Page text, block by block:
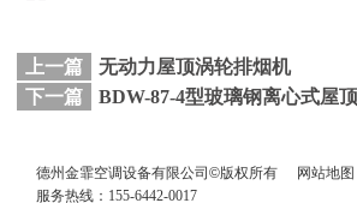
上一篇
无动力屋顶涡轮排烟机
下一篇
BDW-87-4型玻璃钢离心式屋
德州金霏空调设备有限公司©版权所有
网站地图
服务热线：155-6442-0017